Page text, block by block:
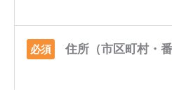
必須 住所（市区町村・番